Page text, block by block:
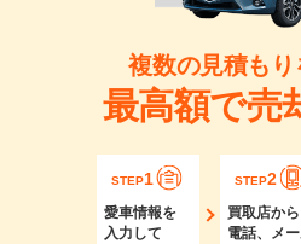
複数の見積も
最高額で売
STEP1
愛車情報を
入力して
STEP2
買取店から
電話、メ